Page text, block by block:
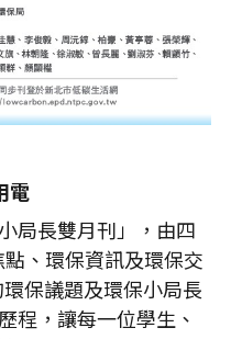
電
局長雙月刊」，由四
、環保資訊及環保交
保議題及環保小局長
程，讓每一位學生、